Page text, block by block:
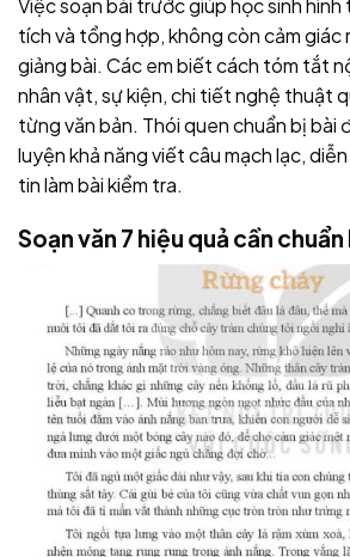
tích và tổng hợp, không còn cảm giác
giảng bài. Các em biết cách tóm tắt
nhân vật, sự kiện, chi tiết nghệ thuật
từng văn bản. Thói quen chuẩn bị bài
luyện khả năng viết câu mạch lạc,
tin làm bài kiểm tra.
Soạn văn 7 hiệu quả cần